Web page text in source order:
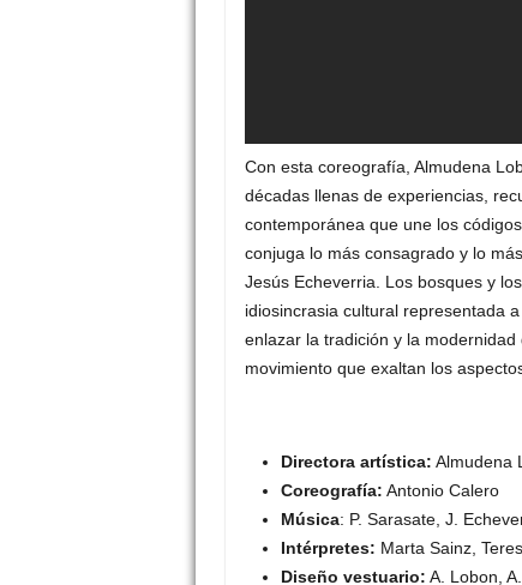
Con esta coreografía, Almudena
décadas llenas de experiencias,
contemporánea que une los
conjuga lo más consagrado y lo
Jesús Echeverria. Los bosques y
idiosincrasia cultural representada
enlazar la tradición y la
movimiento que exaltan los
Directora artística: Almudena
Coreografía: Antonio Calero
Música: P. Sarasate, J.
Intérpretes: Marta Sainz,
Diseño vestuario: A. Lobon,